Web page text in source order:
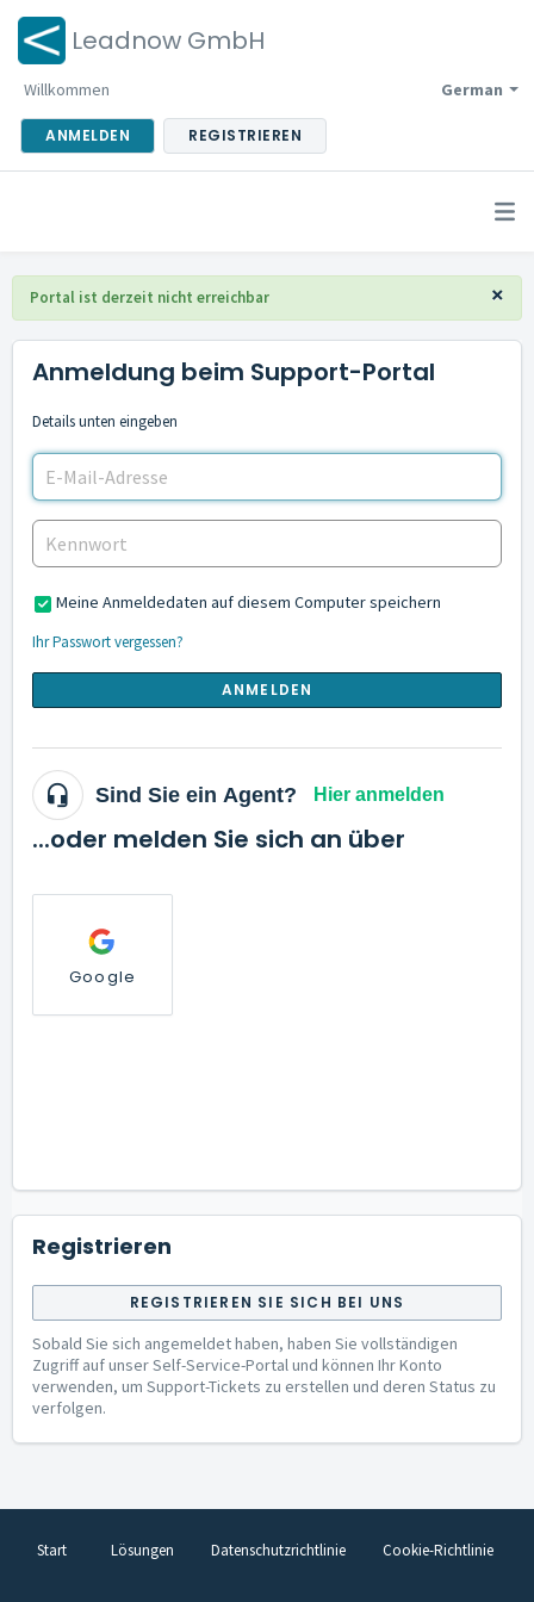
Leadnow GmbH
German
Willkommen
ANMELDEN REGISTRIEREN
×
Portal ist derzeit nicht erreichbar
Anmeldung beim Support-Portal
Details unten eingeben
Meine Anmeldedaten auf diesem Computer speichern
Ihr Passwort vergessen?
ANMELDEN
Sind Sie ein Agent? Hier anmelden
...oder melden Sie sich an über
Google
Registrieren
REGISTRIEREN SIE SICH BEI UNS
Sobald Sie sich angemeldet haben, haben Sie vollständigen
Zugriff auf unser Self-Service-Portal und können Ihr Konto
verwenden, um Support-Tickets zu erstellen und deren Status zu
verfolgen.
Start Lösungen Datenschutzrichtlinie Cookie-Richtlinie